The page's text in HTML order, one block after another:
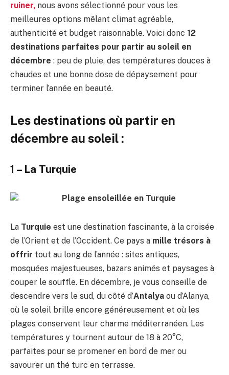
ruiner, nous avons sélectionné pour vous les
meilleures options mêlant climat agréable,
authenticité et budget raisonnable. Voici donc 12
destinations parfaites pour partir au soleil en
décembre : peu de pluie, des températures douces à
chaudes et une bonne dose de dépaysement pour
terminer l’année en beauté.
Les destinations où partir en
décembre au soleil :
1 – La Turquie
La Turquie est une destination fascinante, à la croisée
de l’Orient et de l’Occident. Ce pays a mille trésors à
offrir tout au long de l’année : sites antiques,
mosquées majestueuses, bazars animés et paysages à
couper le souffle. En décembre, je vous conseille de
descendre vers le sud, du côté d’Antalya ou d’Alanya,
où le soleil brille encore généreusement et où les
plages conservent leur charme méditerranéen. Les
températures y tournent autour de 18 à 20°C,
parfaites pour se promener en bord de mer ou
savourer un thé turc en terrasse.